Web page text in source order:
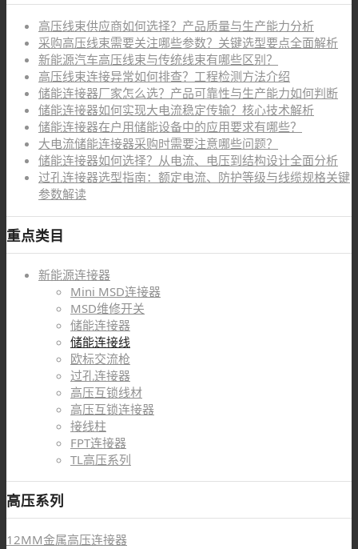
高压线束供应商如何选择？产品质量与生产能力分析
采购高压线束需要关注哪些参数？关键选型要点全面解析
新能源汽车高压线束与传统线束有哪些区别？
高压线束连接异常如何排查？工程检测方法介绍
储能连接器厂家怎么选？产品可靠性与生产能力如何判断
储能连接器如何实现大电流稳定传输？核心技术解析
储能连接器在户用储能设备中的应用要求有哪些？
大电流储能连接器采购时需要注意哪些问题？
储能连接器如何选择？从电流、电压到结构设计全面分析
过孔连接器选型指南：额定电流、防护等级与线缆规格关键
参数解读
重点类目
新能源连接器
Mini MSD连接器
MSD维修开关
储能连接器
储能连接线
欧标交流枪
过孔连接器
高压互锁线材
高压互锁连接器
接线柱
FPT连接器
TL高压系列
高压系列
12MM金属高压连接器